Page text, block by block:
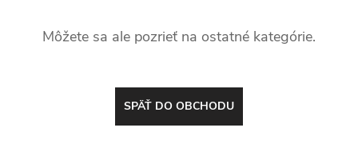
Môžete sa ale pozrieť na ostatné kategórie.
SPÄŤ DO OBCHODU